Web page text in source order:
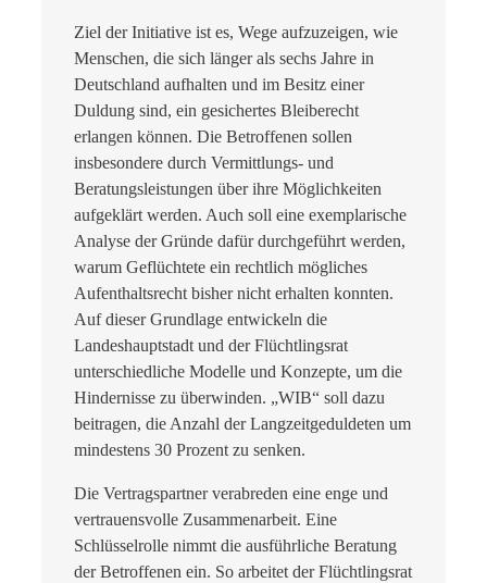
Ziel der Initiative ist es, Wege aufzuzeigen, wie
Menschen, die sich länger als sechs Jahre in
Deutschland aufhalten und im Besitz einer
Duldung sind, ein gesichertes Bleiberecht
erlangen können. Die Betroffenen sollen
insbesondere durch Vermittlungs- und
Beratungsleistungen über ihre Möglichkeiten
aufgeklärt werden. Auch soll eine exemplarische
Analyse der Gründe dafür durchgeführt werden,
warum Geflüchtete ein rechtlich mögliches
Aufenthaltsrecht bisher nicht erhalten konnten.
Auf dieser Grundlage entwickeln die
Landeshauptstadt und der Flüchtlingsrat
unterschiedliche Modelle und Konzepte, um die
Hindernisse zu überwinden. „WIB“ soll dazu
beitragen, die Anzahl der Langzeitgeduldeten um
mindestens 30 Prozent zu senken.
Die Vertragspartner verabreden eine enge und
vertrauensvolle Zusammenarbeit. Eine
Schlüsselrolle nimmt die ausführliche Beratung
der Betroffenen ein. So arbeitet der Flüchtlingsrat